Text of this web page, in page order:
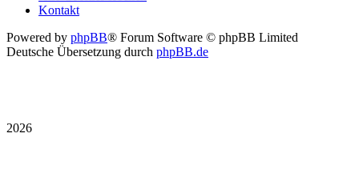
Kontakt
Powered by phpBB® Forum Software © phpBB Limited
Deutsche Übersetzung durch phpBB.de
2026